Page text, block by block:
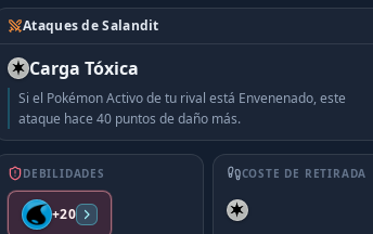
Ataques de Salandit
Carga Tóxica
Si el Pokémon Activo de tu rival está Envenenado, este
ataque hace 40 puntos de daño más.
DEBILIDADES
+20
COSTE DE RETIRADA